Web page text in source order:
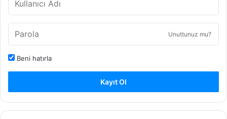
Unuttunuz mu?
Beni hatırla
Kayıt Ol